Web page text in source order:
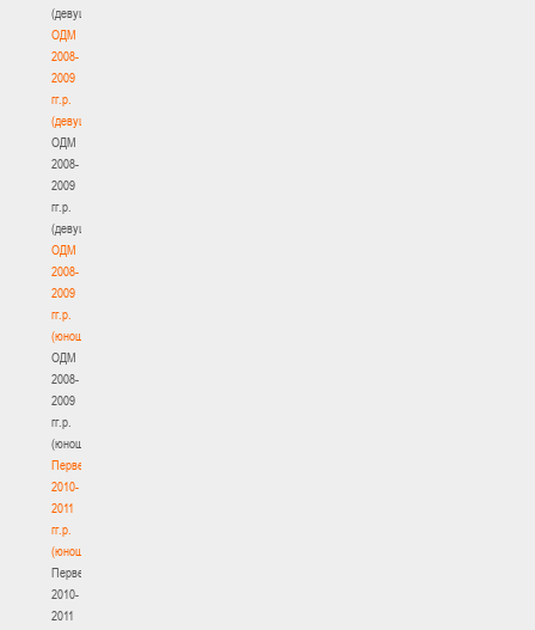
(девушки)
ОДМ
2008-
2009
гг.р.
(девушки)
ОДМ
2008-
2009
гг.р.
(девушки)
ОДМ
2008-
2009
гг.р.
(юноши)
ОДМ
2008-
2009
гг.р.
(юноши)
Первенство
2010-
2011
гг.р.
(юноши)
Первенство
2010-
2011